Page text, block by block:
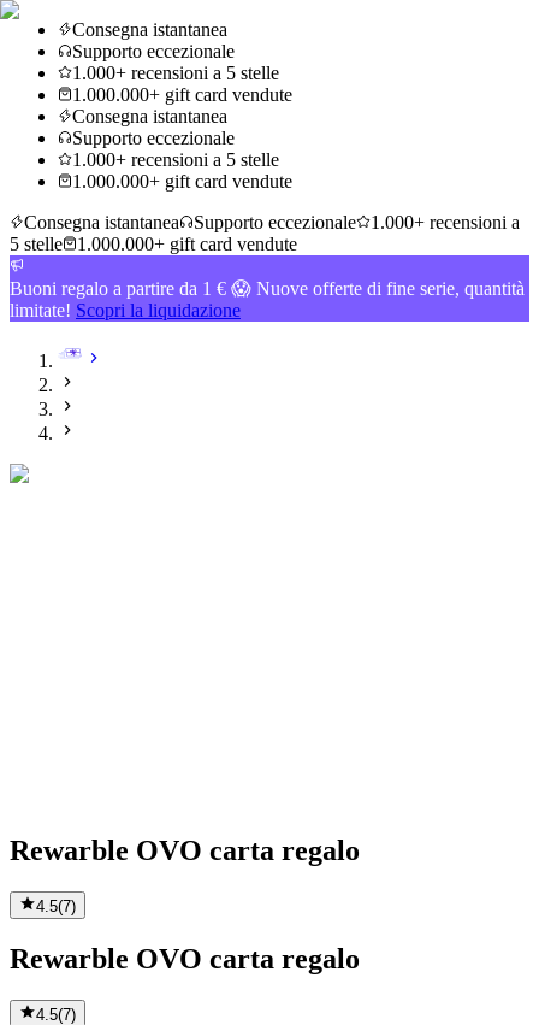
Consegna istantanea
Supporto eccezionale
1.000+ recensioni a 5 stelle
1.000.000+ gift card vendute
Consegna istantanea
Supporto eccezionale
1.000+ recensioni a 5 stelle
1.000.000+ gift card vendute
Consegna istantanea
Supporto eccezionale
1.000+ recensioni a
5 stelle
1.000.000+ gift card vendute
Buoni regalo a partire da 1 € 😱 Nuove offerte di fine serie, quantità
limitate! Scopri la liquidazione
Rewarble OVO carta regalo
4.5(7)
Rewarble OVO carta regalo
4.5(7)